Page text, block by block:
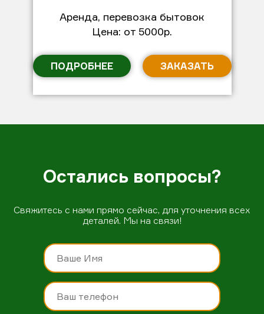
Аренда, перевозка бытовок
Цена: от 5000р.
ПОДРОБНЕЕ ЗАКАЗАТЬ
Остались вопросы?
Свяжитесь с нами прямо сейчас, для уточнения всех
деталей. Мы на связи!